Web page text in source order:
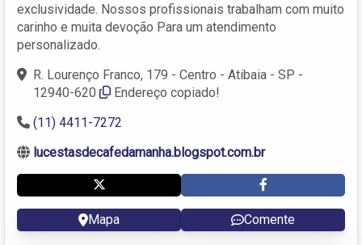
exclusividade. Nossos profissionais trabalham com muito
carinho e muita devoção Para um atendimento
personalizado.
R. Lourenço Franco, 179 - Centro - Atibaia - SP -
12940-620
Endereço copiado!
(11) 4411-7272
lucestasdecafedamanha.blogspot.com.br
Mapa Comente